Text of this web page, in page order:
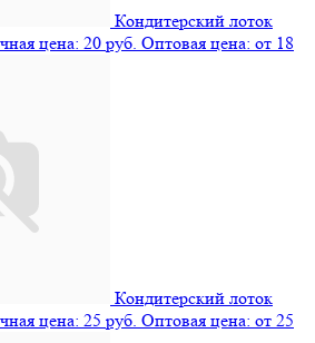
Кондитерский лоток
цена: 20 руб. Оптовая цена: от 18
Кондитерский лоток
цена: 25 руб. Оптовая цена: от 25